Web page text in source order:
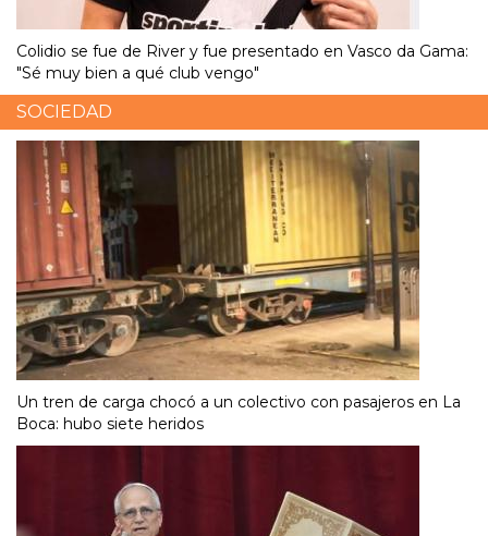
Colidio se fue de River y fue presentado en Vasco da Gama:
"Sé muy bien a qué club vengo"
SOCIEDAD
Un tren de carga chocó a un colectivo con pasajeros en La
Boca: hubo siete heridos